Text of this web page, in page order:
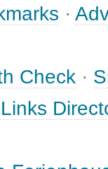
·
Check ·